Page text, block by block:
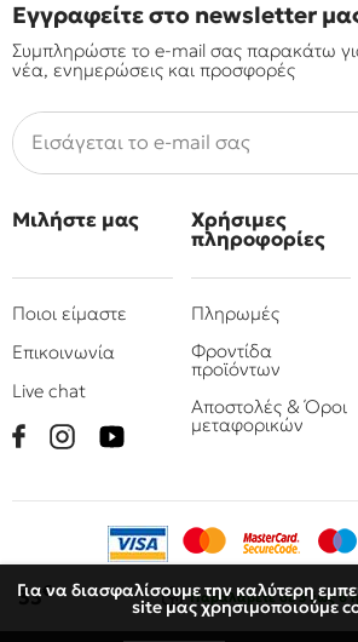
Για να διασφαλίσουμε την καλύτερη
site μας χρησιμοποιούμε
33 € Παραλάβετε σε 3 έως 6
Εγγραφείτε στο newsletter
Συμπληρώστε το e-mail σας παρακάτω
νέα, ενημερώσεις και προσφορές
Μιλήστε μας
Ποιοι είμαστε
Επικοινωνία
Live chat
Χρήσιμες
πληροφορίες
Πληρωμές
Φροντίδα
προϊόντων
Αποστολές & Όροι
μεταφορικών
© 2010 - 2026 Όμιλος
Ρομπογιαννάκης